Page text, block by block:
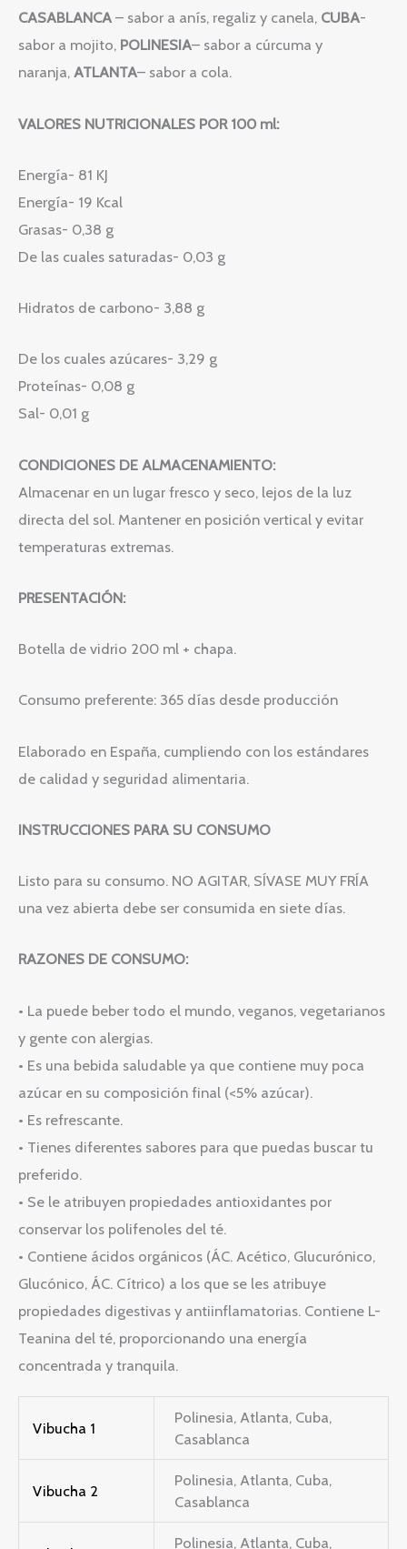
CASABLANCA – sabor a anís, regaliz y canela, CUBA-
sabor a mojito, POLINESIA– sabor a cúrcuma y
naranja, ATLANTA– sabor a cola.
VALORES NUTRICIONALES POR 100 ml:
Energía- 81 KJ
Energía- 19 Kcal
Grasas- 0,38 g
De las cuales saturadas- 0,03 g
Hidratos de carbono- 3,88 g
De los cuales azúcares- 3,29 g
Proteínas- 0,08 g
Sal- 0,01 g
CONDICIONES DE ALMACENAMIENTO:
Almacenar en un lugar fresco y seco, lejos de la luz
directa del sol. Mantener en posición vertical y evitar
temperaturas extremas.
PRESENTACIÓN:
Botella de vidrio 200 ml + chapa.
Consumo preferente: 365 días desde producción
Elaborado en España, cumpliendo con los estándares
de calidad y seguridad alimentaria.
INSTRUCCIONES PARA SU CONSUMO
Listo para su consumo. NO AGITAR, SÍVASE MUY FRÍA
una vez abierta debe ser consumida en siete días.
RAZONES DE CONSUMO:
• La puede beber todo el mundo, veganos, vegetarianos
y gente con alergias.
• Es una bebida saludable ya que contiene muy poca
azúcar en su composición final (<5% azúcar).
• Es refrescante.
• Tienes diferentes sabores para que puedas buscar tu
preferido.
• Se le atribuyen propiedades antioxidantes por
conservar los polifenoles del té.
• Contiene ácidos orgánicos (ÁC. Acético, Glucurónico,
Glucónico, ÁC. Cítrico) a los que se les atribuye
propiedades digestivas y antiinflamatorias. Contiene L-
Teanina del té, proporcionando una energía
concentrada y tranquila.
Vibucha 1
Polinesia, Atlanta, Cuba,
Casablanca
Vibucha 2
Polinesia, Atlanta, Cuba,
Casablanca
Polinesia, Atlanta, Cuba,